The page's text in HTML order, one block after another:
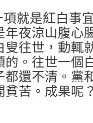
項就是紅白事
夜涼山腹心
往世，動輒
。往世一個
還不清。黨
苦。成果呢